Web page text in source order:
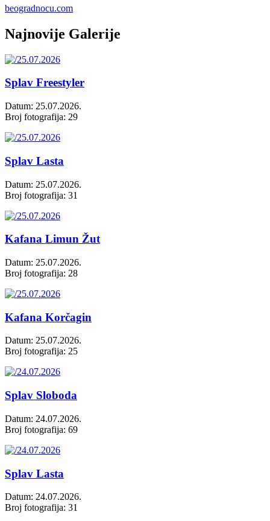
beogradnocu.com
Najnovije Galerije
Splav Freestyler
Datum: 25.07.2026.
Broj fotografija: 29
Splav Lasta
Datum: 25.07.2026.
Broj fotografija: 31
Kafana Limun Žut
Datum: 25.07.2026.
Broj fotografija: 28
Kafana Korčagin
Datum: 25.07.2026.
Broj fotografija: 25
Splav Sloboda
Datum: 24.07.2026.
Broj fotografija: 69
Splav Lasta
Datum: 24.07.2026.
Broj fotografija: 31